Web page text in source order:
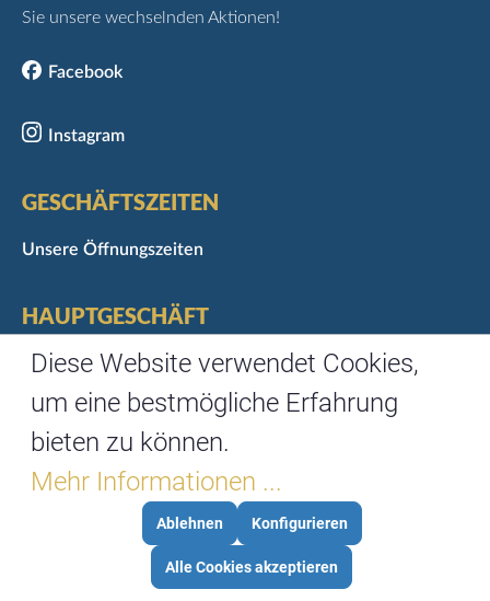
GESCHÄFTSZEITEN
Unsere Öffnungszeiten
HAUPTGESCHÄFT
Marktgasse 3
Telefon: 0931/35488-0
Fax: 0931/35488-67
Sie unsere wechselnden Aktionen!
Facebook
Instagram
Diese Website verwendet Cookies,
um eine bestmögliche Erfahrung
bieten zu können.
Mehr Informationen ...
Ablehnen Konfigurieren
Alle Cookies akzeptieren